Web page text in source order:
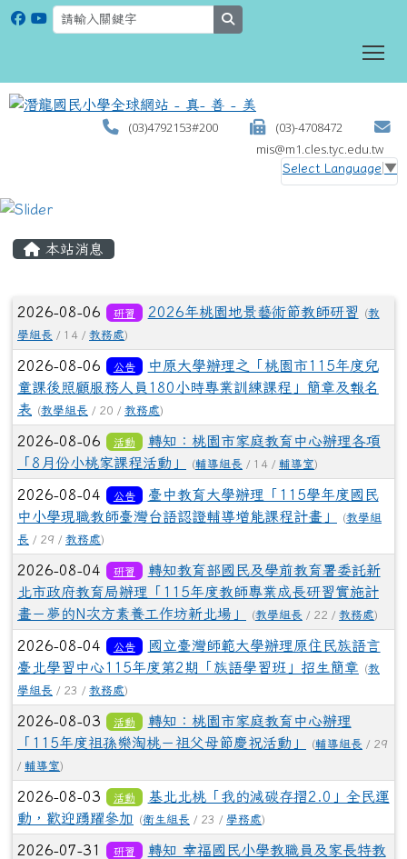
(03)4792153#200
(03)-4708472
mis@m1.cles.tyc.edu.tw
Select Language ▼
本站消息
文章列表
2026-08-06 研習 2026年桃園地景藝術節教師研習 (教
學組長 / 14 / 教務處)
2026-08-06 公告
中原大學辦理之「桃園市115年度兒
童課後照顧服務人員180小時專業訓練課程」簡章及報名
表
(教學組長 / 20 / 教務處)
2026-08-06 活動
轉知：桃園市家庭教育中心辦理各項
「8月份小桃家課程活動」
(輔導組長 / 14 / 輔導室)
2026-08-04 公告
臺中教育大學辦理「115學年度國民
中小學現職教師臺灣台語認證輔導增能課程計畫」
(教學組
長 / 29 / 教務處)
2026-08-04 研習
轉知教育部國民及學前教育署委託新
北市政府教育局辦理「115年度教師專業成長研習實施計
畫－夢的N次方素養工作坊新北場」
(教學組長 / 22 / 教務處)
2026-08-04 公告
國立臺灣師範大學辦理原住民族語言
臺北學習中心115年度第2期「族語學習班」招生簡章
(教
學組長 / 23 / 教務處)
2026-08-03 活動
轉知：桃園市家庭教育中心辦理
「115年度祖孫樂淘桃－祖父母節慶祝活動」
(輔導組長 / 29
/ 輔導室)
2026-08-03 活動
基北北桃「我的減碳存摺2.0」全民運
動，歡迎踴躍參加
(衛生組長 / 23 / 學務處)
2026-07-31 研習
轉知 幸福國民小學教職員及家長特教